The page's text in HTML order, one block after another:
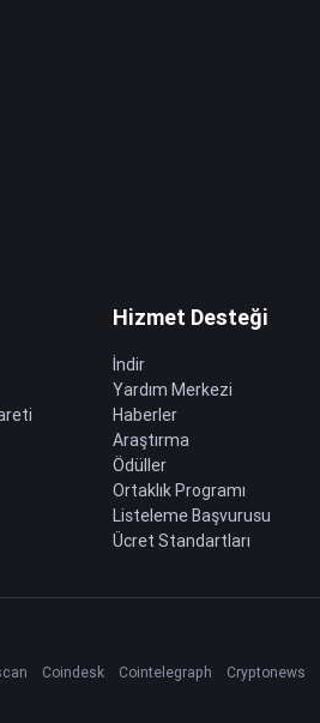
Hizmet Desteği
İndir
Yardım Merkezi
Haberler
Araştırma
Ödüller
Ortaklık Programı
Listeleme Başvurusu
Ücret Standartları
Coindesk Cointelegraph Cryptonews